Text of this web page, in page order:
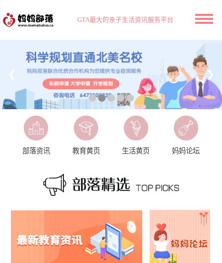
GTA最大的亲子生活资讯服务平台
❯
部落资讯 教育黄页 生活黄页 妈妈论坛